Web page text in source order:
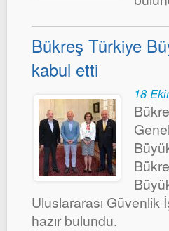
Bükreş Türkiye
kabul etti
18
Uluslararası
hazır bulundu.